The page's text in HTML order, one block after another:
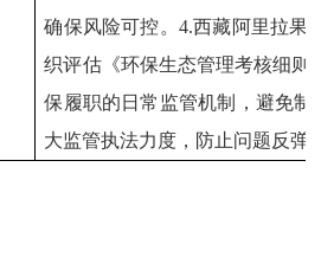
确保风险可控。 4.西藏阿里拉果
织评估《环保生态管理考核细则
保履职的日常监管机制，避免制
大监管执法力度，防止问题反弹